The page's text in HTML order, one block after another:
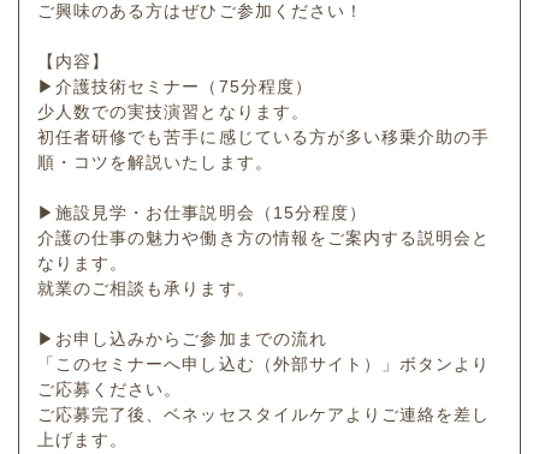
ご興味のある方はぜひご参加ください！
【内容】
▶介護技術セミナー（75分程度）
少人数での実技演習となります。
初任者研修でも苦手に感じている方が多い移乗介助の手
順・コツを解説いたします。
▶施設見学・お仕事説明会（15分程度）
介護の仕事の魅力や働き方の情報をご案内する説明会と
なります。
就業のご相談も承ります。
▶お申し込みからご参加までの流れ
「このセミナーへ申し込む（外部サイト）」ボタンより
ご応募ください。
ご応募完了後、ベネッセスタイルケアよりご連絡を差し
上げます。